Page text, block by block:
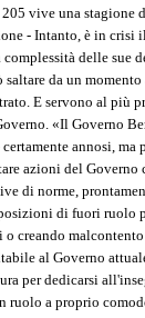
vive una stagione
- Intanto, è in
complessità delle
saltare da un
E servono al più
«Il Governo
annosi, ma
azioni del
di norme,
di fuori ruolo
creando
al Governo
per dedicarsi
a proprio